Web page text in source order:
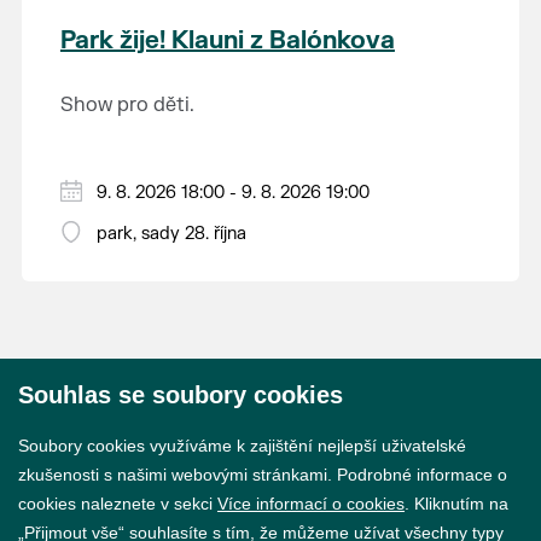
krajina na světě, která je zapsána na Seznam
světového přírodního a kulturního dědictví
Park žije! Klauni z Balónkova
Show pro děti.
9. 8. 2026 18:00 - 9. 8. 2026 19:00
park, sady 28. října
Souhlas se soubory cookies
Soubory cookies využíváme k zajištění nejlepší uživatelské
zkušenosti s našimi webovými stránkami. Podrobné informace o
cookies naleznete v sekci Více informací o cookies . Kliknutím na
„Přijmout vše“ souhlasíte s tím, že můžeme užívat všechny typy